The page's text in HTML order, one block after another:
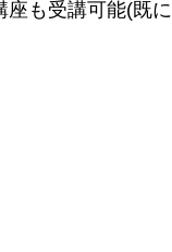
座も受講可能(既